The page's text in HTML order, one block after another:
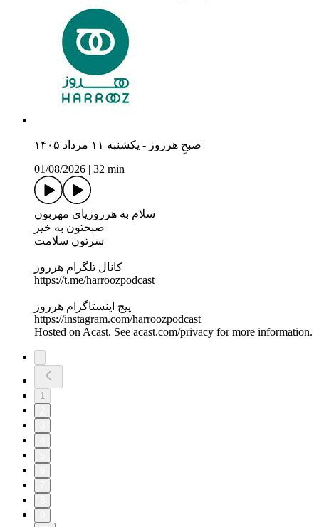
صبحِ هرروز - یکشنبه ۱۱ مرداد ۱۴۰۵
01/08/2026
32 min
سلام به هرروزیای مهربون
صبحتون به خیر
سرتون سلامت
کانال تلگرام هرروز
https://t.me/harroozpodcast
پیج اینستاگرام هرروز
https://instagram.com/harroozpodcast
Hosted on Acast. See acast.com/privacy for more information.
1